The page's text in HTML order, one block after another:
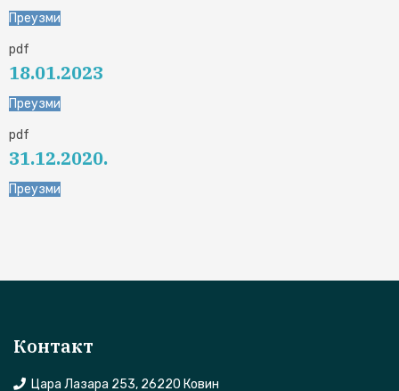
Преузми
pdf
18.01.2023
Преузми
pdf
31.12.2020.
Преузми
Контакт
Цара Лазара 253, 26220 Ковин